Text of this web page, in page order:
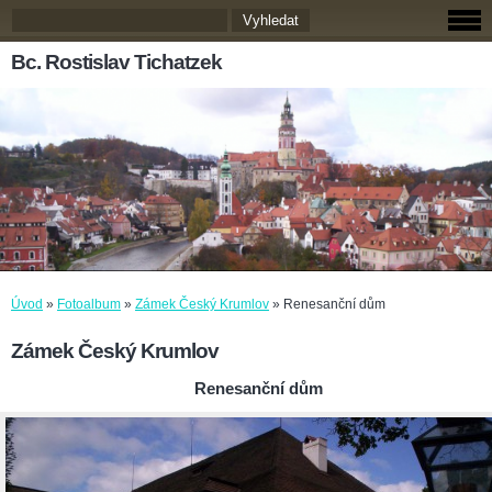
Bc. Rostislav Tichatzek
Úvod » Fotoalbum » Zámek Český Krumlov » Renesanční dům
Zámek Český Krumlov
Renesanční dům